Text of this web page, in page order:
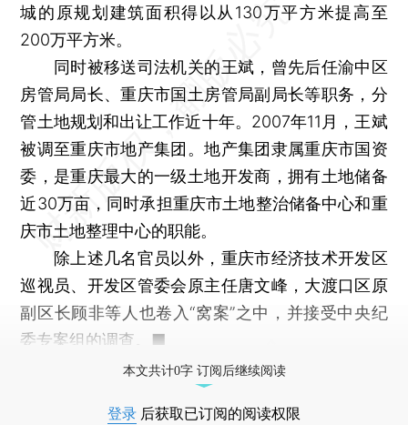
城的原规划建筑面积得以从130万平方米提高至
200万平方米。
同时被移送司法机关的王斌，曾先后任渝中区
房管局局长、重庆市国土房管局副局长等职务，分
管土地规划和出让工作近十年。2007年11月，王斌
被调至重庆市地产集团。地产集团隶属重庆市国资
委，是重庆最大的一级土地开发商，拥有土地储备
近30万亩，同时承担重庆市土地整治储备中心和重
庆市土地整理中心的职能。
除上述几名官员以外，重庆市经济技术开发区
巡视员、开发区管委会原主任唐文峰，大渡口区原
副区长顾非等人也卷入“窝案”之中，并接受中央纪
委专案组的调查。■
本文共计0字 订阅后继续阅读
登录 后获取已订阅的阅读权限